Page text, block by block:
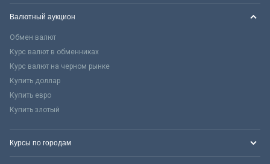
Валютный аукцион
Обмен валют
Курс валют в обменниках
Курс валют на черном рынке
Купить доллар
Купить евро
Купить злотый
Курсы по городам